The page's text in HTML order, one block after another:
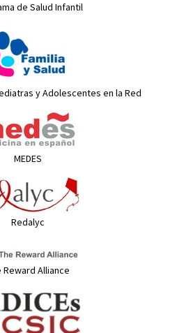
de Salud Infantil
y Adolescentes en la Red
MEDES
Redalyc
Reward Alliance